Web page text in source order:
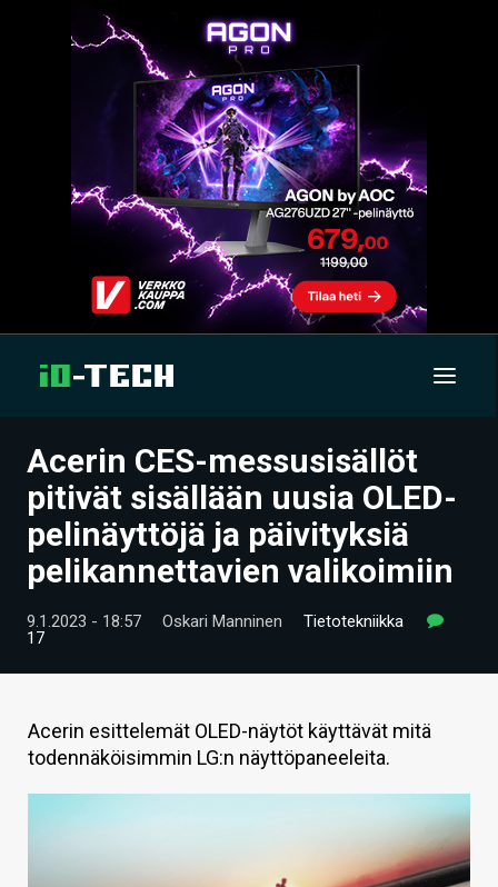
UUTISET
ARTIKKELIT
VIDEOT
TECHBBS
KAUPPA
Acerin CES-messusisällöt
pitivät sisällään uusia OLED-
pelinäyttöjä ja päivityksiä
pelikannettavien valikoimiin
9.1.2023 - 18:57 Oskari Manninen
Tietotekniikka
17
Acerin esittelemät OLED-näytöt käyttävät mitä
todennäköisimmin LG:n näyttöpaneeleita.